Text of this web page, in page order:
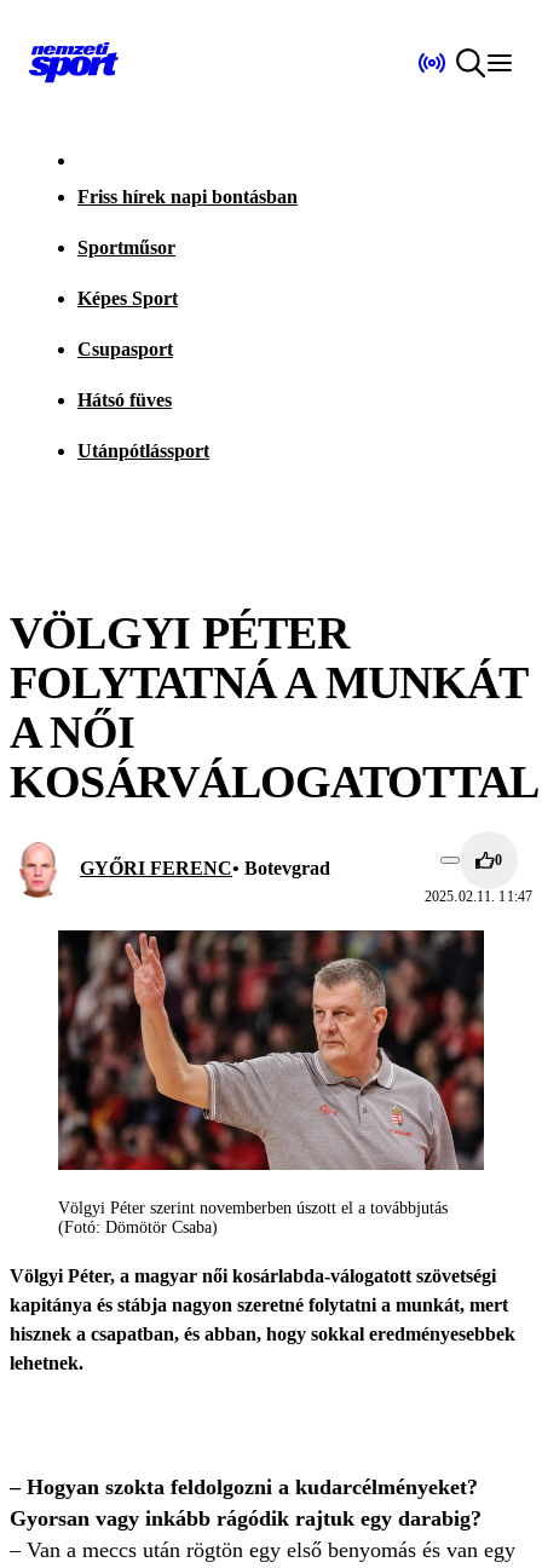
Friss hírek napi bontásban
Sportműsor
Képes Sport
Csupasport
Hátsó füves
Utánpótlássport
VÖLGYI PÉTER
FOLYTATNÁ A MUNKÁT
A NŐI
KOSÁRVÁLOGATOTTAL
GYŐRI FERENC• Botevgrad 0
2025.02.11. 11:47
Völgyi Péter szerint novemberben úszott el a továbbjutás
(Fotó: Dömötör Csaba)
Völgyi Péter, a magyar női kosárlabda-válogatott szövetségi
kapitánya és stábja nagyon szeretné folytatni a munkát, mert
hisznek a csapatban, és abban, hogy sokkal eredményesebbek
lehetnek.
– Hogyan szokta feldolgozni a kudarcélményeket?
Gyorsan vagy inkább rágódik rajtuk egy darabig?
– Van a meccs után rögtön egy első benyomás és van egy